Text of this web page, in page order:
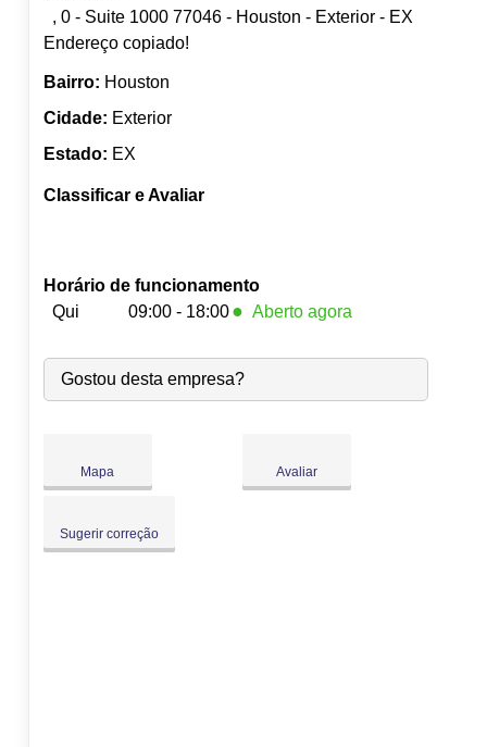
, 0 - Suite 1000 77046 - Houston - Exterior - EX
Endereço copiado!
Bairro: Houston
Cidade: Exterior
Estado: EX
Classificar e Avaliar
Horário de funcionamento
Qui
09:00 - 18:00 ● Aberto agora
Seg: 09:00-18:00
Ter:
09:00-18:00
Qua:
09:00-18:00
Sáb:
Fechado
Gostou desta empresa?
Mapa Avaliar
Sugerir correção